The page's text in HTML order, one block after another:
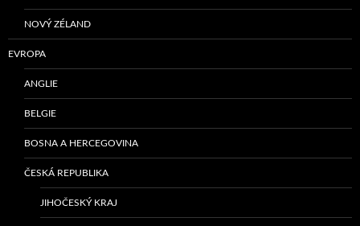
NOVÝ ZÉLAND
EVROPA
ANGLIE
BELGIE
BOSNA A HERCEGOVINA
ČESKÁ REPUBLIKA
JIHOČESKÝ KRAJ